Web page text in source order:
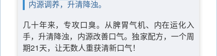
内源调养，升清降浊。
几十年来，专攻口臭。从脾胃气机、内在运化入
手，升清降浊，内源改善口气。独家配方，一个周
期21天，让无数人重获清新口气！